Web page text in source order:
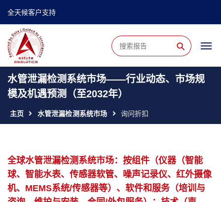
全天候客户支持
⚲
水管泄漏检测系统市场——行业动态、市场规
模及机遇预测（至2032年）
主页 水管泄漏检测系统市场 询问折扣
全球水管泄漏检测系统市场：按组件（仪器（智能
球、智能水表、传感器软管、噪声记录仪、红外摄像
机、MEMS系统/传感器等）、软件和服务（培训与